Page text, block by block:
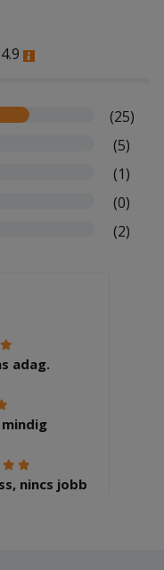
4.9
(25)
(5)
(1)
(0)
(2)
adag.
nincs jobb